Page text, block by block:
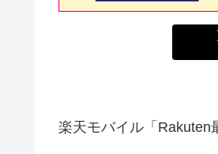
楽天モバイル「Rakuten